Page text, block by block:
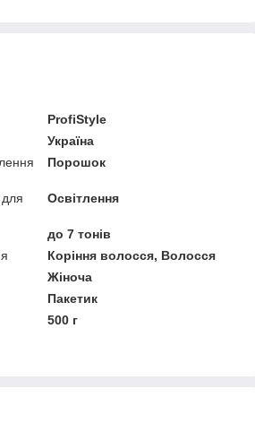
ProfiStyle
Україна
Порошок
Освітлення
до 7 тонів
Коріння волосся, Волосся
Жіноча
Пакетик
500 г